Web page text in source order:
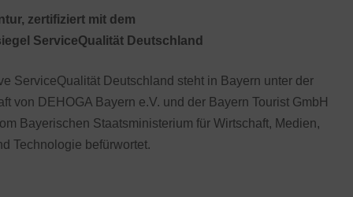
zertifiziert mit dem
ServiceQualität Deutschland
ServiceQualität Deutschland steht in Bayern unter der
von DEHOGA Bayern e.V. und der Bayern Tourist GmbH
Bayerischen Staatsministerium für Wirtschaft, Medien,
Technologie befürwortet.